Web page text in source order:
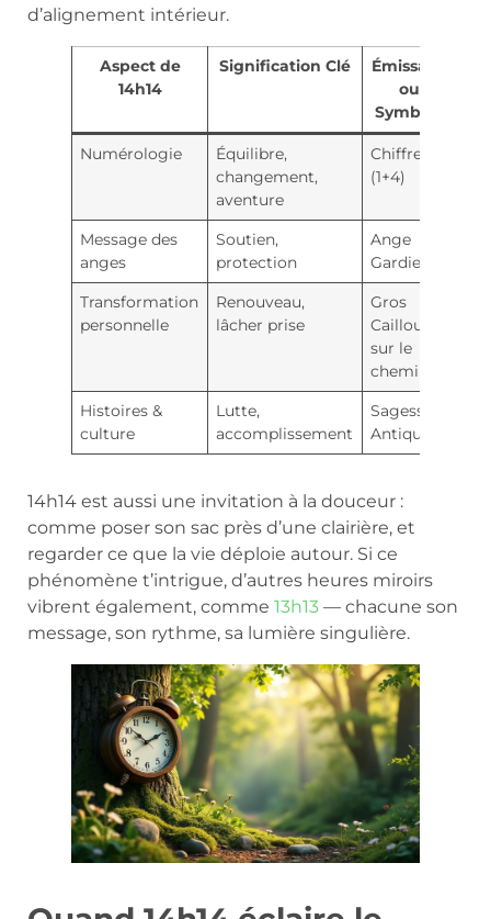
d’alignement intérieur.
Aspect de
14h14
Signification Clé
Émissaire
ou
Symbole
Numérologie
Équilibre,
changement,
aventure
Chiffre 5
(1+4)
Message des
anges
Soutien,
protection
Ange
Gardien
Transformation
personnelle
Renouveau,
lâcher prise
Gros
Caillou
sur le
chemin
Histoires &
culture
Lutte,
accomplissement
Sagesse
Antique
14h14 est aussi une invitation à la douceur :
comme poser son sac près d’une clairière, et
regarder ce que la vie déploie autour. Si ce
phénomène t’intrigue, d’autres heures miroirs
vibrent également, comme 13h13 — chacune son
message, son rythme, sa lumière singulière.